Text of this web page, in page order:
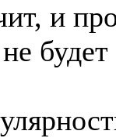
и